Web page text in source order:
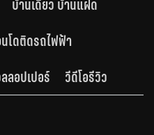
บ้านเดี่ยว บ้านแฝด
โดติดรถไฟฟ้า
ลอปเปอร์ วีดีโอรีวิว